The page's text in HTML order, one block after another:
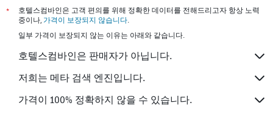
*
호텔스컴바인은 고객 편의를 위해 정확한 데이터를 전해드리고자 항상 노력
중이나, 가격이 보장되지 않습니다.
일부 가격이 보장되지 않는 이유는 아래와 같습니다.
호텔스컴바인은 판매자가 아닙니다.
저희는 메타 검색 엔진입니다.
가격이 100% 정확하지 않을 수 있습니다.